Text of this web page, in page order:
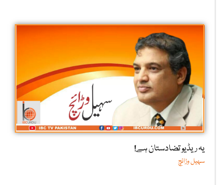
یہ ریڈیو تضادستان ہے!
سہیل وڑائچ